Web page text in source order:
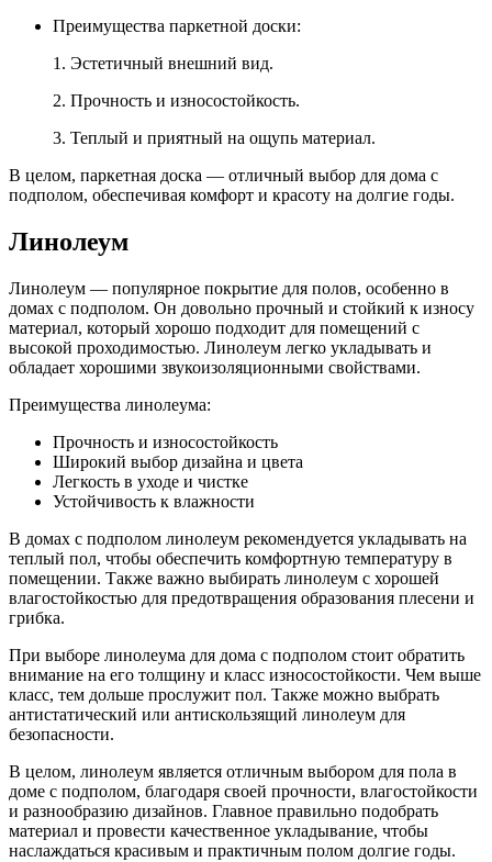
Преимущества паркетной доски:
1. Эстетичный внешний вид.
2. Прочность и износостойкость.
3. Теплый и приятный на ощупь материал.
В целом, паркетная доска — отличный выбор для дома с
подполом, обеспечивая комфорт и красоту на долгие годы.
Линолеум
Линолеум — популярное покрытие для полов, особенно в
домах с подполом. Он довольно прочный и стойкий к износу
материал, который хорошо подходит для помещений с
высокой проходимостью. Линолеум легко укладывать и
обладает хорошими звукоизоляционными свойствами.
Преимущества линолеума:
Прочность и износостойкость
Широкий выбор дизайна и цвета
Легкость в уходе и чистке
Устойчивость к влажности
В домах с подполом линолеум рекомендуется укладывать на
теплый пол, чтобы обеспечить комфортную температуру в
помещении. Также важно выбирать линолеум с хорошей
влагостойкостью для предотвращения образования плесени и
грибка.
При выборе линолеума для дома с подполом стоит обратить
внимание на его толщину и класс износостойкости. Чем выше
класс, тем дольше прослужит пол. Также можно выбрать
антистатический или антискользящий линолеум для
безопасности.
В целом, линолеум является отличным выбором для пола в
доме с подполом, благодаря своей прочности, влагостойкости
и разнообразию дизайнов. Главное правильно подобрать
материал и провести качественное укладывание, чтобы
наслаждаться красивым и практичным полом долгие годы.